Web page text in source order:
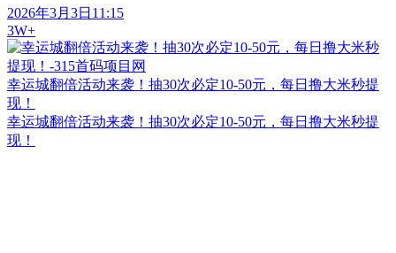
2026年3月3日11:15
3W+
幸运城翻倍活动来袭！抽30次必定10-50元，每日撸大米秒提
现！
幸运城翻倍活动来袭！抽30次必定10-50元，每日撸大米秒提
现！